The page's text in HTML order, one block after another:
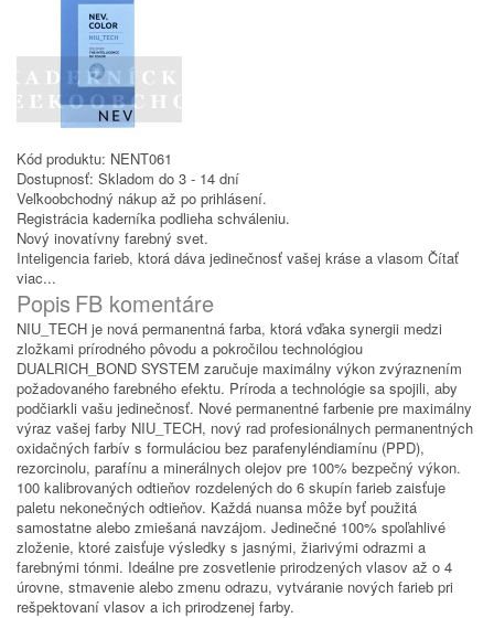
Kód produktu: NENT061
Dostupnosť: Skladom do 3 - 14 dní
Veľkoobchodný nákup až po prihlásení.
Registrácia kaderníka podlieha schváleniu.
Nový inovatívny farebný svet.
Inteligencia farieb, ktorá dáva jedinečnosť vašej kráse a vlasom Čítať
viac...
Popis FB komentáre
NIU_TECH je nová permanentná farba, ktorá vďaka synergii medzi
zložkami prírodného pôvodu a pokročilou technológiou
DUALRICH_BOND SYSTEM zaručuje maximálny výkon zvýraznením
požadovaného farebného efektu. Príroda a technológie sa spojili, aby
podčiarkli vašu jedinečnosť. Nové permanentné farbenie pre maximálny
výraz vašej farby NIU_TECH, nový rad profesionálnych permanentných
oxidačných farbív s formuláciou bez parafenyléndiamínu (PPD),
rezorcinolu, parafínu a minerálnych olejov pre 100% bezpečný výkon.
100 kalibrovaných odtieňov rozdelených do 6 skupín farieb zaisťuje
paletu nekonečných odtieňov. Každá nuansa môže byť použitá
samostatne alebo zmiešaná navzájom. Jedinečné 100% spoľahlivé
zloženie, ktoré zaisťuje výsledky s jasnými, žiarivými odrazmi a
farebnými tónmi. Ideálne pre zosvetlenie prirodzených vlasov až o 4
úrovne, stmavenie alebo zmenu odrazu, vytváranie nových farieb pri
rešpektovaní vlasov a ich prirodzenej farby.